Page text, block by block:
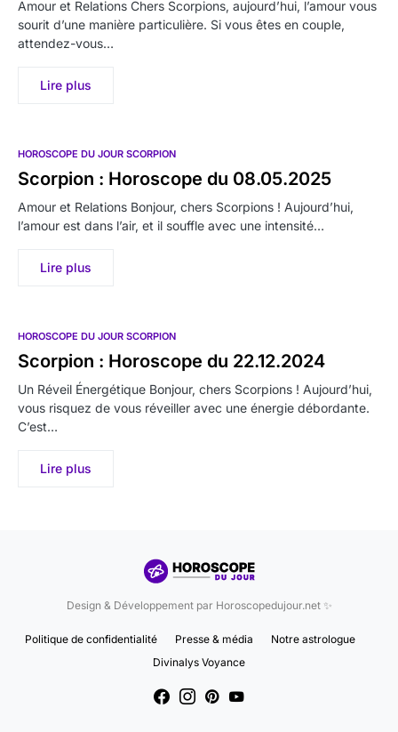
Amour et Relations Chers Scorpions, aujourd’hui, l’amour vous
sourit d’une manière particulière. Si vous êtes en couple,
attendez-vous…
Lire plus
HOROSCOPE DU JOUR SCORPION
Scorpion : Horoscope du 08.05.2025
Amour et Relations Bonjour, chers Scorpions ! Aujourd’hui,
l’amour est dans l’air, et il souffle avec une intensité…
Lire plus
HOROSCOPE DU JOUR SCORPION
Scorpion : Horoscope du 22.12.2024
Un Réveil Énergétique Bonjour, chers Scorpions ! Aujourd’hui,
vous risquez de vous réveiller avec une énergie débordante.
C’est…
Lire plus
Design & Développement par Horoscopedujour.net ✨
Politique de confidentialité Presse & média
Notre astrologue
Divinalys Voyance